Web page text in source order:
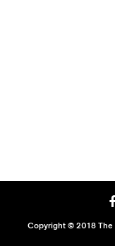
Copyright © 2018 The